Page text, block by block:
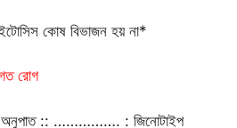
কোষ বিভাজন হয় না*
রোগ
অনুপাত :: ……………. : জিনোটাইপ